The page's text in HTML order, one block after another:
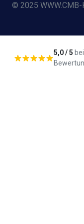
© 2025 WWW.CMB-
5,0 / 5